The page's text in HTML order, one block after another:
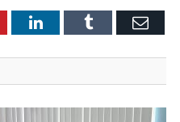
LinkedInTumblr Email